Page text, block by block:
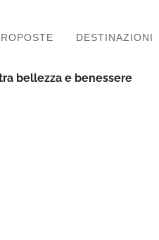
DESTINAZIONI
bellezza e benessere